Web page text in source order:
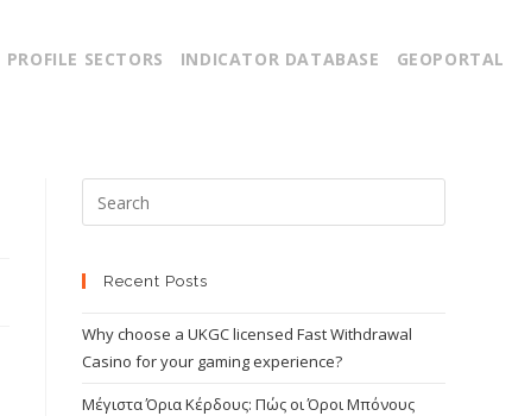
PROFILE SECTORS INDICATOR DATABASE GEOPORTAL
Recent Posts
Why choose a UKGC licensed Fast Withdrawal
Casino for your gaming experience?
Μέγιστα Όρια Κέρδους: Πώς οι Όροι Μπόνους